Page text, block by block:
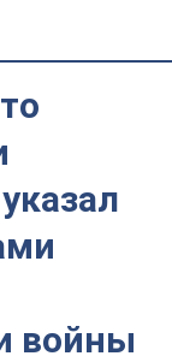
войны